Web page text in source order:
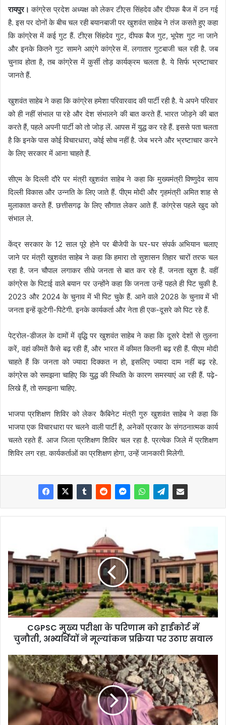
रायपुर। कांग्रेस प्रदेश अध्यक्ष को लेकर टीएस सिंहदेव और दीपक बैज में ठन गई
है. इस पर दोनों के बीच चल रही बयानबाजी पर खुशवंत साहेब ने तंज कसते हुए कहा
कि कांग्रेस में कई गुट हैं. टीएस सिंहदेव गुट, दीपक बैज गुट, भूपेश गुट ना जाने
और इनके कितने गुट सामने आएंगे कांग्रेस में. लगातार गुटबाजी चल रही है. जब
चुनाव होता है, तब कांग्रेस में कुर्सी तोड़ कार्यक्रम चलता है. ये सिर्फ भ्रष्टाचार
जानते हैं.
खुशवंत साहेब ने कहा कि कांग्रेस हमेशा परिवारवाद की पार्टी रही है. ये अपने परिवार
को ही नहीं संभाल पा रहे और देश संभालने की बात करते हैं. भारत जोड़ने की बात
करते हैं, पहले अपनी पार्टी को तो जोड़ लें. आपस में युद्ध कर रहे हैं. इससे पता चलता
है कि इनके पास कोई विचारधारा, कोई सोच नहीं है. जेब भरने और भ्रष्टाचार करने
के लिए सरकार में आना चाहते हैं.
सीएम के दिल्ली दौरे पर मंत्री खुशवंत साहेब ने कहा कि मुख्यमंत्री विष्णुदेव साय
दिल्ली विकास और उन्नति के लिए जाते हैं. पीएम मोदी और गृहमंत्री अमित शाह से
मुलाकात करते हैं. छत्तीसगढ़ के लिए सौगात लेकर आते हैं. कांग्रेस पहले खुद को
संभाल ले.
केंद्र सरकार के 12 साल पूरे होने पर बीजेपी के घर-घर संपर्क अभियान चलाए
जाने पर मंत्री खुशवंत साहेब ने कहा कि हमारा तो सुशासन तिहार चारों तरफ चल
रहा है. जन चौपाल लगाकर सीधे जनता से बात कर रहे हैं. जनता खुश है. वहीं
कांग्रेस के पिटाई वाले बयान पर उन्होंने कहा कि जनता उन्हें पहले ही पिट चुकी है.
2023 और 2024 के चुनाव में भी पिट चुके हैं. आने वाले 2028 के चुनाव में भी
जनता इन्हें कूटेगी-पिटेगी. इनके कार्यकर्ता और नेता ही एक-दूसरे को पिट रहे हैं.
पेट्रोल-डीजल के दामों में वृद्धि पर खुशवंत साहेब ने कहा कि दूसरे देशों से तुलना
करें, वहां कीमतें कैसे बढ़ रही हैं, और भारत में कीमत कितनी बढ़ रही हैं. पीएम मोदी
चाहते हैं कि जनता को ज्यादा दिक्कत न हो, इसलिए ज्यादा दाम नहीं बढ़ रहे.
कांग्रेस को समझना चाहिए कि युद्ध की स्थिति के कारण समस्याएं आ रही हैं. पढ़े-
लिखे हैं, तो समझना चाहिए.
भाजपा प्रशिक्षण शिविर को लेकर कैबिनेट मंत्री गुरु खुशवंत साहेब ने कहा कि
भाजपा एक विचारधारा पर चलने वाली पार्टी है, अनेकों प्रकार के संगठनात्मक कार्य
चलते रहते हैं. आज जिला प्रशिक्षण शिविर चल रहा है. प्रत्येक जिले में प्रशिक्षण
शिविर लग रहा. कार्यकर्ताओं का प्रशिक्षण होगा, उन्हें जानकारी मिलेगी.
CGPSC मुख्य परीक्षा के परिणाम को हाईकोर्ट में
चुनौती, अभ्यर्थियों ने मूल्यांकन प्रक्रिया पर उठाए सवाल